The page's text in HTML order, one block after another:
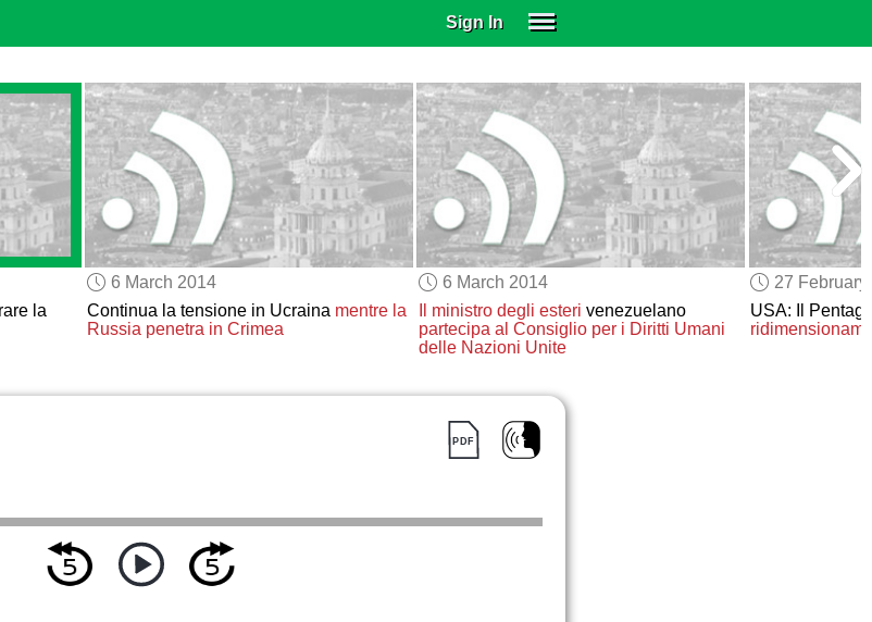
Sign In
SUBSCRIBE
EDUCATIONAL LICENSES
GIFT CARDS
OTHER LANGUAGES
ABOUT US
ALEXA
ADJUST COLORS
la
6 March 2014
Continua la tensione in Ucraina mentre la
Russia penetra in Crimea
6 March 2014
Il ministro degli esteri venezuelano
partecipa al Consiglio per i Diritti Umani
delle Nazioni Unite
27
USA: Il